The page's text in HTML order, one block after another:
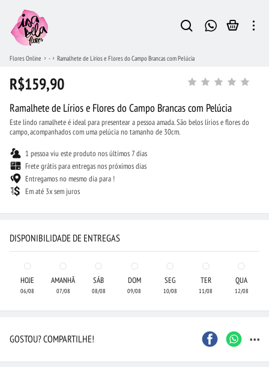
Flores Online - Ramalhete de Lírios e Flores do Campo Brancas com Pelúcia
R$159,90
Ramalhete de Lírios e Flores do Campo Brancas com Pelúcia
Este lindo ramalhete é ideal para presentear a pessoa amada. São belos lírios e flores do
campo, acompanhados com uma pelúcia no tamanho de 30cm.
1 pessoa viu este produto nos últimos 7 dias
Frete grátis para entregas nos próximos dias
Entregamos no mesmo dia para !
Em até 3x sem juros
DISPONIBILIDADE DE ENTREGAS
HOJE
06/08
AMANHÃ
07/08
SÁB
08/08
DOM
09/08
SEG
10/08
TER
11/08
QUA
12/08
GOSTOU? COMPARTILHE! ...